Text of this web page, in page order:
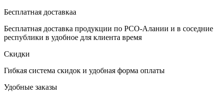
Бесплатная доставкаа
Бесплатная доставка продукции по РСО-Алании и в соседние
республики в удобное для клиента время
Скидки
Гибкая система скидок и удобная форма оплаты
Удобные заказы